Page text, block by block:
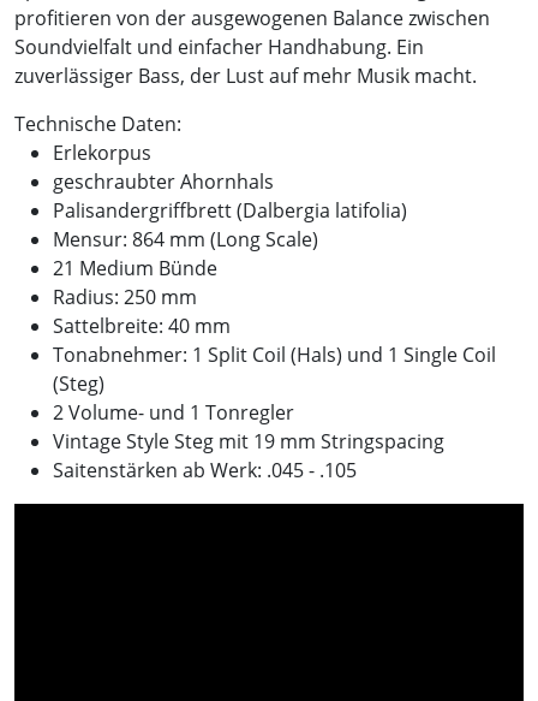
profitieren von der ausgewogenen Balance zwischen
Soundvielfalt und einfacher Handhabung. Ein
zuverlässiger Bass, der Lust auf mehr Musik macht.
Technische Daten:
Erlekorpus
geschraubter Ahornhals
Palisandergriffbrett (Dalbergia latifolia)
Mensur: 864 mm (Long Scale)
21 Medium Bünde
Radius: 250 mm
Sattelbreite: 40 mm
Tonabnehmer: 1 Split Coil (Hals) und 1 Single Coil
(Steg)
2 Volume- und 1 Tonregler
Vintage Style Steg mit 19 mm Stringspacing
Saitenstärken ab Werk: .045 - .105